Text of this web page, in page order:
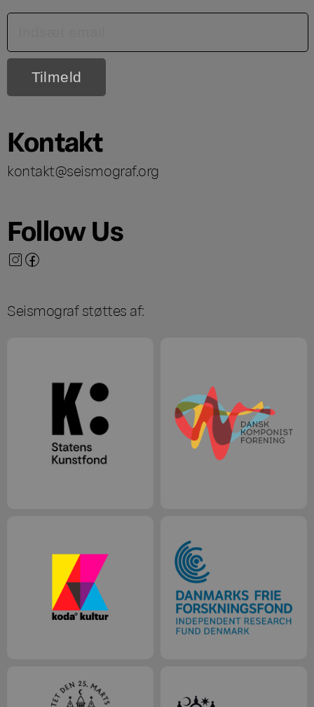
Kontakt
kontakt@seismograf.org
Follow Us
Seismograf støttes af: